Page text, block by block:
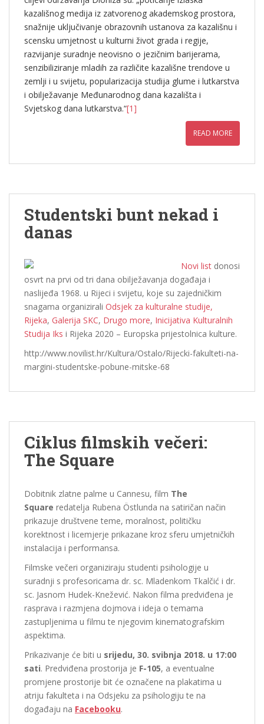
kazališnog medija iz zatvorenog akademskog prostora,
snažnije uključivanje obrazovnih ustanova za kazališnu i
scensku umjetnost u kulturni život grada i regije,
razvijanje suradnje neovisno o jezičnim barijerama,
senzibiliziranje mladih za različite kazališne trendove u
zemlji i u svijetu, popularizacija studija glume i lutkarstva
i obilježavanje Međunarodnog dana kazališta i
Svjetskog dana lutkarstva.“[1]
READ MORE
Studentski bunt nekad i
danas
Novi list donosi
osvrt na prvi od tri dana obilježavanja događaja i
naslijeđa 1968. u Rijeci i svijetu, koje su zajedničkim
snagama organizirali Odsjek za kulturalne studije,
Rijeka, Galerija SKC, Drugo more, Inicijativa Kulturalnih
Studija Iks i Rijeka 2020 – Europska prijestolnica kulture.
http://www.novilist.hr/Kultura/Ostalo/Rijecki-fakulteti-na-
margini-studentske-pobune-mitske-68
Ciklus filmskih večeri:
The Square
Dobitnik zlatne palme u Cannesu, film The
Square redatelja Rubena Östlunda na satiričan način
prikazuje društvene teme, moralnost, političku
korektnost i licemjerje prikazane kroz sferu umjetničkih
instalacija i performansa.
Filmske večeri organiziraju studenti psihologije u
suradnji s profesoricama dr. sc. Mladenkom Tkalčić i dr.
sc. Jasnom Hudek-Knežević. Nakon filma predviđena je
rasprava i razmjena dojmova i ideja o temama
zastupljenima u filmu te njegovim kinematografskim
aspektima.
Prikazivanje će biti u srijedu, 30. svibnja 2018. u 17:00
sati. Predviđena prostorija je F-105, a eventualne
promjene prostorije bit će označene na plakatima u
atriju fakulteta i na Odsjeku za psihologiju te na
događaju na Facebooku.